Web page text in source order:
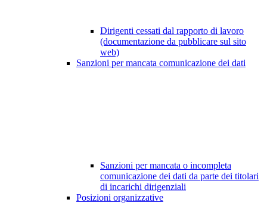
Dirigenti cessati dal rapporto di lavoro
(documentazione da pubblicare sul sito
web)
Sanzioni per mancata comunicazione dei dati
Sanzioni per mancata o incompleta
comunicazione dei dati da parte dei titolari
di incarichi dirigenziali
Posizioni organizzative